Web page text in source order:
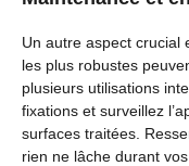
Un autre aspect crucial
les plus robustes
plusieurs utilisations
fixations et surveillez
surfaces traitées.
rien ne lâche durant vos